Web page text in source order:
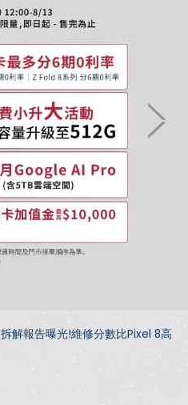
解報告曝光!維修分數比Pixel 8高